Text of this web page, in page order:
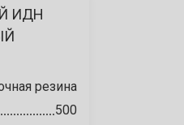
ИДН
резина
500